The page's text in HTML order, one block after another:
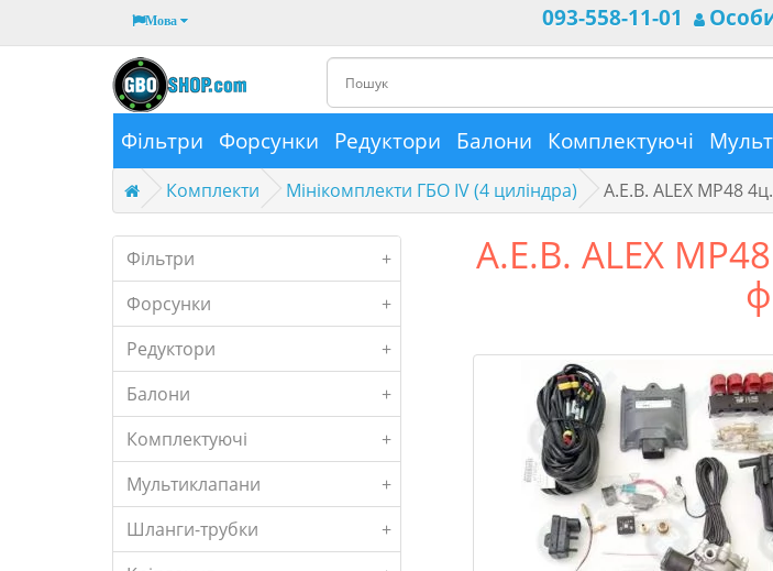
Мова 093-558-11-01
Фільтри Форсунки Редуктори Балони Комплектуючі
Комплекти Мінікомплекти ГБО IV (4 циліндра) A.E.B. ALEX MP48
Фільтри
+
Форсунки
+
Редуктори
+
Балони
+
Комплектуючі
+
Мультиклапани
+
Шланги-трубки
+
A.E.B. ALEX